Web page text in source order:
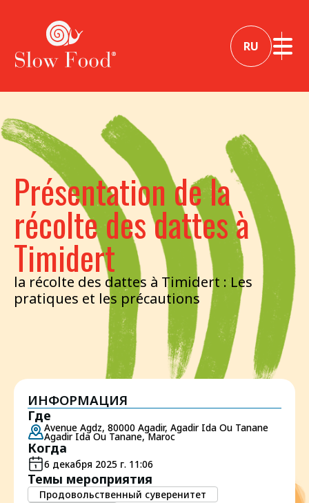
RU
Présentation de la
récolte des dattes à
Timidert
la récolte des dattes à Timidert : Les
pratiques et les précautions
ИНФОРМАЦИЯ
Где
Avenue Agdz, 80000 Agadir, Agadir Ida Ou Tanane
Agadir Ida Ou Tanane, Maroc
Когда
6 декабря 2025 г. 11:06
Темы мероприятия
Продовольственный суверенитет